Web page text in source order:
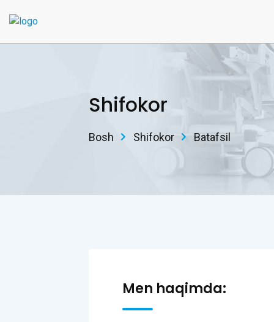
Shifokor
Bosh Shifokor Batafsil
Men haqimda: